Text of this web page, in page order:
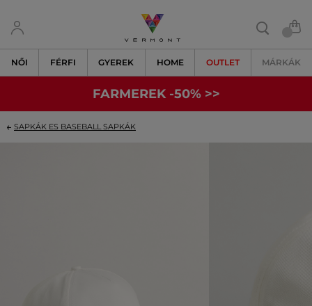
NŐI FÉRFI GYEREK HOME OUTLET MÁRKÁK
FARMEREK -50% >>
SAPKÁK ES BASEBALL SAPKÁK